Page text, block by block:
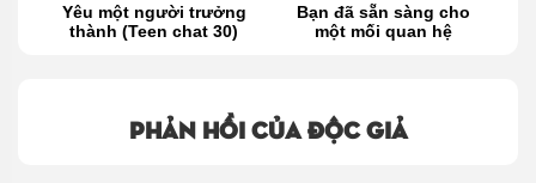
Yêu một người trưởng
thành (Teen chat 30)
Bạn đã sẵn sàng cho
một mối quan hệ
Phản hồi của độc giả